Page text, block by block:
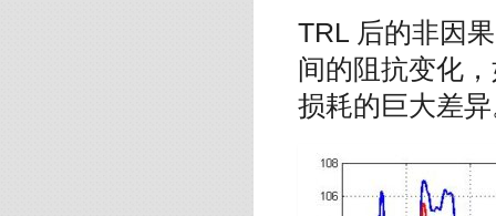
TRL 后的非因
间的阻抗变化
损耗的巨大差